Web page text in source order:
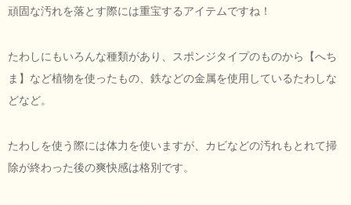
頑固な汚れを落とす際には重宝するアイテムですね！
たわしにもいろんな種類があり、スポンジタイプのものから【へち
ま】など植物を使ったもの、鉄などの金属を使用しているたわしな
どなど。
たわしを使う際には体力を使いますが、カビなどの汚れもとれて掃
除が終わった後の爽快感は格別です。